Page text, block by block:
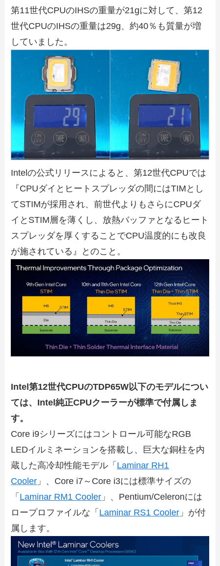
第11世代CPUのIHSの重量が21gに対して、第12
世代CPUのIHSの重量は29g、約40％も質量が増
していました。
Intelの公式リリースによると、第12世代CPUでは
『CPUダイとヒートスプレッダの間にはTIMとし
てSTIMが採用され、前世代よりもさらにCPUダ
イとSTIM層を薄くし、放熱バッファとなるヒート
スプレッダを厚くすることでCPU温度的にも改良
が施されている』とのこと。
Intel第12世代CPUのTDP65W以下のモデルについ
ては、Intel純正CPUクーラーが標準で付属しま
す。
Core i9シリーズにはコントロール可能なRGB
LEDイルミネーションを搭載し、巨大な銅柱を内
蔵した高冷却性能モデル「 Laminar RH1
Cooler 」、Core i7～Core i3には標準サイズの
「 Laminar RM1 Cooler 」、Pentium/Celeronには
ロープロファイルな「 Laminar RS1 Cooler 」が付
属します。